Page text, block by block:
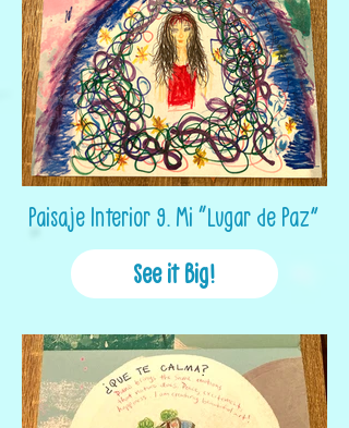
Paisaje Interior 9. Mi “Lugar de Paz”
See it Big!